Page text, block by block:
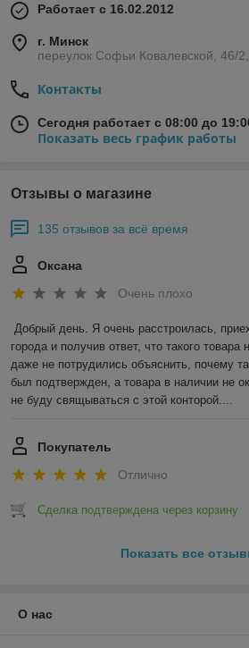
Работает с 16.02.2012
г. Минск
переулок Софьи Ковалевской, 46/
Контакты
Сегодня работает с 08:00 до
Показать весь график работы
Отзывы о магазине
135 отзывов за всё время
Оксана
Очень плохо
Добрый день. Я очень расстроилась,
города и получив ответ, что такого
даже не потрудились объяснить, почему
был подтвержден, а товара в наличии не
не буду свящываться с этой конторой....
Покупатель
Отлично
Сделка подтверждена через корзину
Показать все
О нас